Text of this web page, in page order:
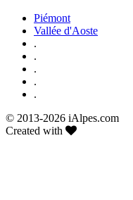
Piémont
Vallée d'Aoste
.
.
.
.
.
© 2013-2026 iAlpes.com
Created with